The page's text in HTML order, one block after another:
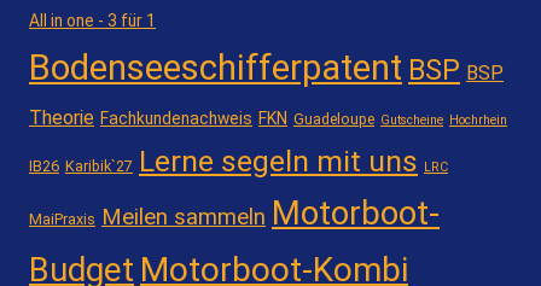
All in one - 3 für 1
Bodenseeschifferpatent BSP BSP
Theorie Fachkundenachweis FKN Guadeloupe Gutscheine Hochrhein
IB26 Karibik`27 Lerne segeln mit uns LRC
MaiPraxis Meilen sammeln Motorboot-
Budget Motorboot-Kombi